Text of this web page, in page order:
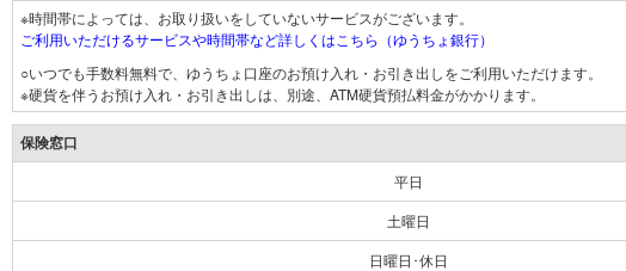
※時間帯によっては、お取り扱いをしていないサービスがございます。
ご利用いただけるサービスや時間帯など詳しくはこちら（ゆうちょ銀行）
○いつでも手数料無料で、ゆうちょ口座のお預け入れ・お引き出しをご利用いただけます。
※硬貨を伴うお預け入れ・お引き出しは、別途、ATM硬貨預払料金がかかります。
保険窓口
平日
土曜日
日曜日･休日